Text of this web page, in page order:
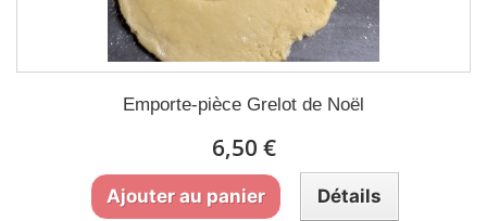
Emporte-pièce Grelot de Noël
6,50 €
Ajouter au panier Détails